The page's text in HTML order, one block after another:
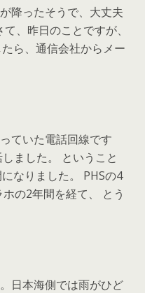
降ったそうで、大丈夫
、昨日のことですが、
ら、通信会社からメー
ていた電話回線です
ました。 ということ
なりました。 PHSの4
の2年間を経て、 とう
日本海側では雨がひど